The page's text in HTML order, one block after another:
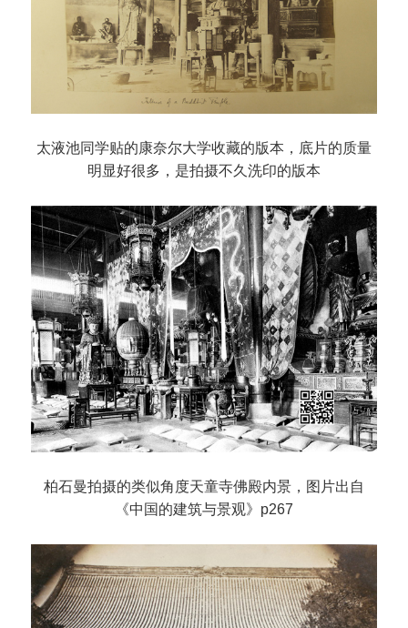
太液池同学贴的康奈尔大学收藏的版本，底片的质量
明显好很多，是拍摄不久洗印的版本
柏石曼拍摄的类似角度天童寺佛殿内景，图片出自
《中国的建筑与景观》p267